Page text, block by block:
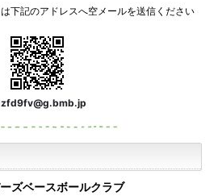
下記のアドレスへ空メールを送信ください
ズベースボールクラブ